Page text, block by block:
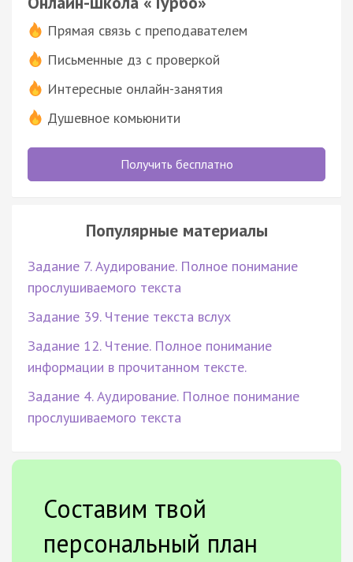
Прямая связь с преподавателем
Письменные дз с проверкой
Интересные онлайн-занятия
Душевное комьюнити
Получить бесплатно
Популярные материалы
Задание 7. Аудирование. Полное понимание
прослушиваемого текста
Задание 39. Чтение текста вслух
Задание 12. Чтение. Полное понимание
информации в прочитанном тексте.
Задание 4. Аудирование. Полное понимание
прослушиваемого текста
Составим твой
персональный план